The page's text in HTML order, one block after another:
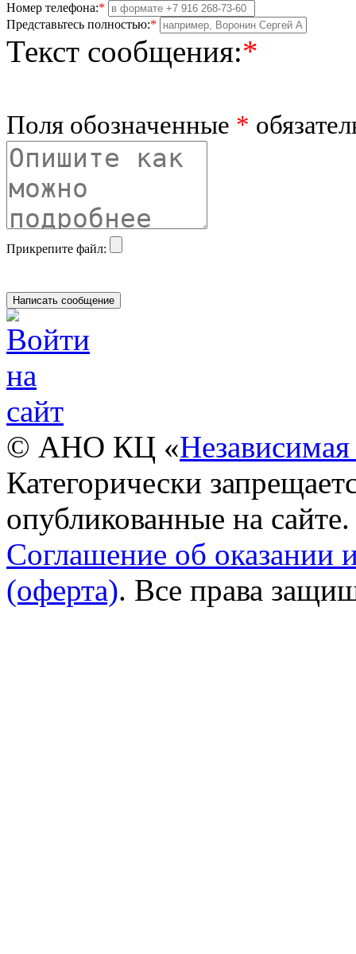
Номер телефона:*
Представьтесь полностью:*
Текст сообщения:*
Поля обозначенные *
Прикрепите файл:
© АНО КЦ «Независимая
Категорически
опубликованные на сайте.
Соглашение об оказании
(оферта). Все права